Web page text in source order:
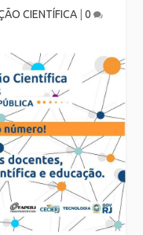
CIENTÍFICA| 0